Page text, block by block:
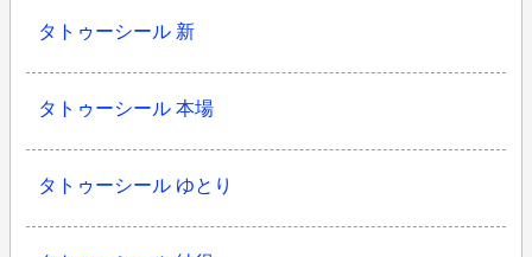
タトゥーシール 新
タトゥーシール 本場
タトゥーシール ゆとり